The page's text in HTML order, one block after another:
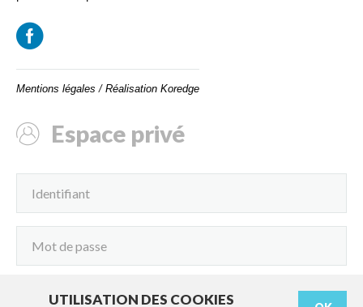
Mentions légales / Réalisation Koredge
Espace privé
UTILISATION DES COOKIES